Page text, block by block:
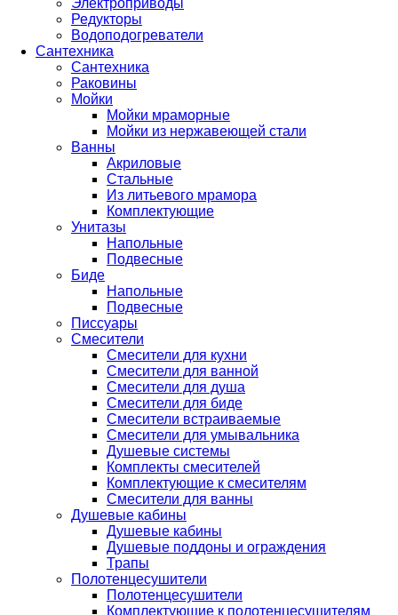
Электроприводы
Редукторы
Водоподогреватели
Сантехника
Сантехника
Раковины
Мойки
Мойки мраморные
Мойки из нержавеющей стали
Ванны
Акриловые
Стальные
Из литьевого мрамора
Комплектующие
Унитазы
Напольные
Подвесные
Биде
Напольные
Подвесные
Писсуары
Смесители
Смесители для кухни
Смесители для ванной
Смесители для душа
Смесители для биде
Смесители встраиваемые
Смесители для умывальника
Душевые системы
Комплекты смесителей
Комплектующие к смесителям
Смесители для ванны
Душевые кабины
Душевые кабины
Душевые поддоны и ограждения
Трапы
Полотенцесушители
Полотенцесушители
Комплектующие к полотенцесушителям